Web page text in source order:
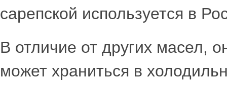
сарепской используется в
В отличие от других масел,
может храниться в